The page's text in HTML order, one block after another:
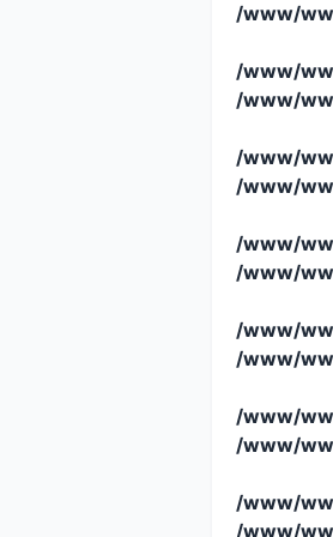
/www/
/www/
/www/
/www/
/www/
/www/
/www/
/www/
/www/
/www/
/www/
/www/
/www/